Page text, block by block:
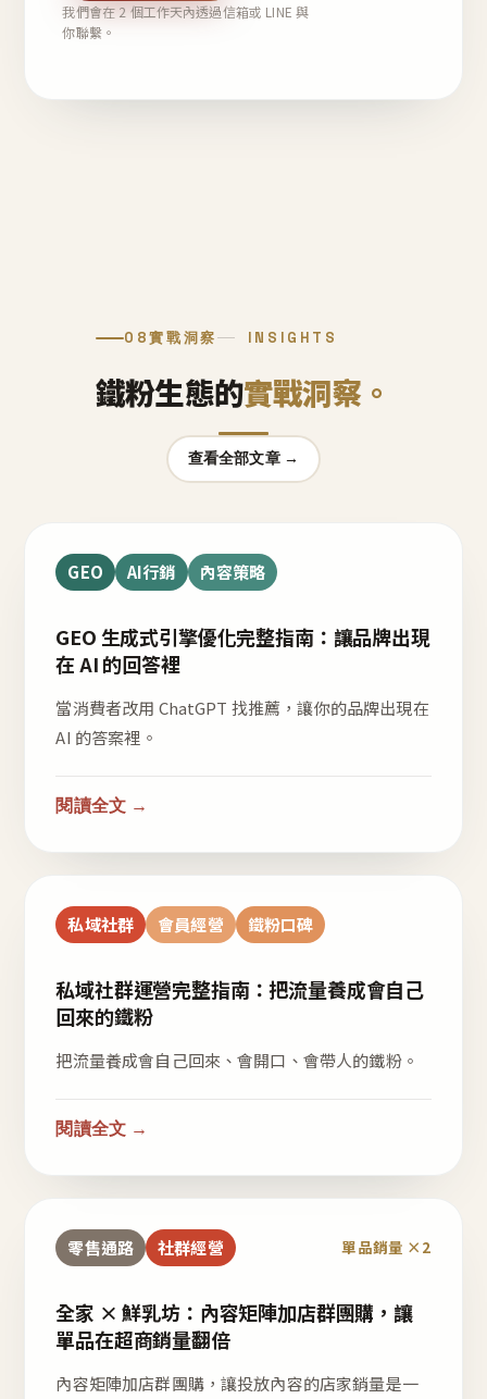
我們會在 2 個工作天內透過信箱或 LINE 與
你聯繫。
08實戰洞察 INSIGHTS
鐵粉生態的實戰洞察。
查看全部文章 →
GEO AI行銷 內容策略
GEO 生成式引擎優化完整指南：讓品牌出現
在 AI 的回答裡
當消費者改用 ChatGPT 找推薦，讓你的品牌出現在
AI 的答案裡。
閱讀全文 →
私域社群 會員經營 鐵粉口碑
私域社群運營完整指南：把流量養成會自己
回來的鐵粉
把流量養成會自己回來、會開口、會帶人的鐵粉。
閱讀全文 →
零售通路 社群經營 單品銷量 ×2
全家 × 鮮乳坊：內容矩陣加店群團購，讓
單品在超商銷量翻倍
內容矩陣加店群團購，讓投放內容的店家銷量是一